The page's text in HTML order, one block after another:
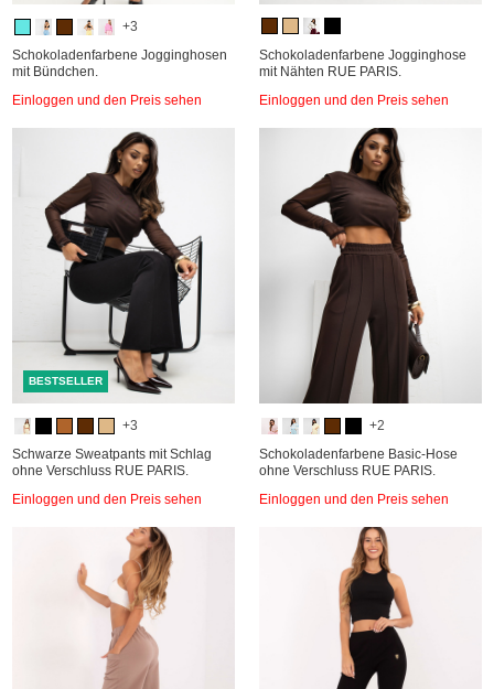
+3
Schokoladenfarbene Jogginghosen
mit Bündchen.
Einloggen und den Preis sehen
Schokoladenfarbene Jogginghose
mit Nähten RUE PARIS.
Einloggen und den Preis sehen
BESTSELLER
+3
Schwarze Sweatpants mit Schlag
ohne Verschluss RUE PARIS.
Einloggen und den Preis sehen
+2
Schokoladenfarbene Basic-Hose
ohne Verschluss RUE PARIS.
Einloggen und den Preis sehen